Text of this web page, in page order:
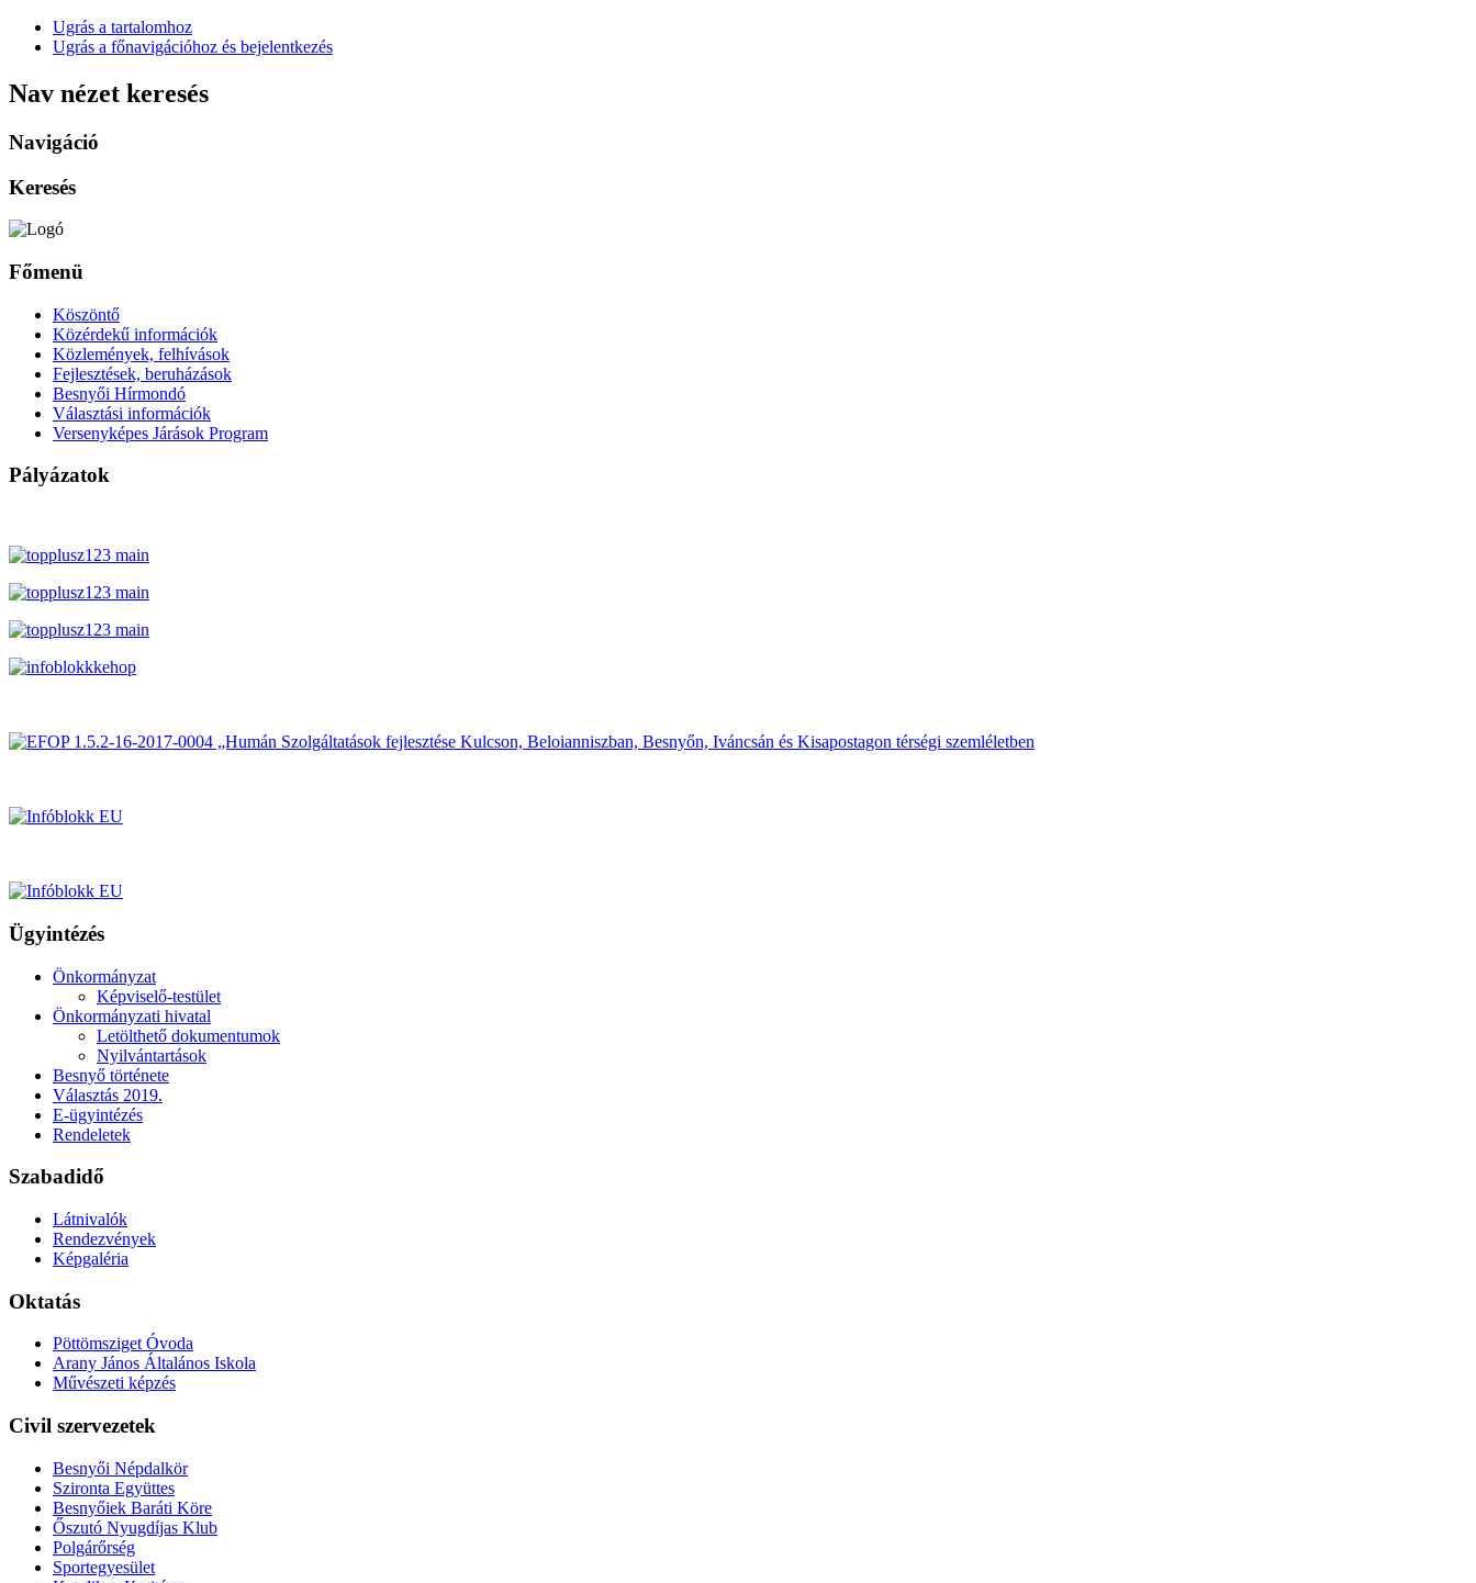
Ugrás a tartalomhoz
Ugrás a főnavigációhoz és bejelentkezés
Nav nézet keresés
Navigáció
Keresés
Főmenü
Köszöntő
Közérdekű információk
Közlemények, felhívások
Fejlesztések, beruházások
Besnyői Hírmondó
Választási információk
Versenyképes Járások Program
Pályázatok
Ügyintézés
Önkormányzat
Képviselő-testület
Önkormányzati hivatal
Letölthető dokumentumok
Nyilvántartások
Besnyő története
Választás 2019.
E-ügyintézés
Rendeletek
Szabadidő
Látnivalók
Rendezvények
Képgaléria
Oktatás
Pöttömsziget Óvoda
Arany János Általános Iskola
Művészeti képzés
Civil szervezetek
Besnyői Népdalkör
Szironta Együttes
Besnyőiek Baráti Köre
Őszutó Nyugdíjas Klub
Polgárőrség
Sportegyesület